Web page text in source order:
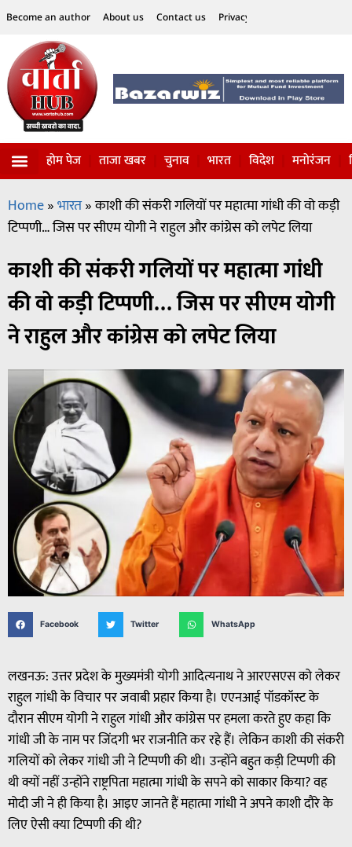
Become an author About us Contact us Privacy Policy
होम पेज ताजा खबर चुनाव भारत विदेश मनोरंजन
Home»भारत»काशी की संकरी गलियों पर महात्मा गांधी की वो कड़ी
टिप्पणी… जिस पर सीएम योगी ने राहुल और कांग्रेस को लपेट लिया
काशी की संकरी गलियों पर महात्मा गांधी
की वो कड़ी टिप्पणी… जिस पर सीएम योगी
ने राहुल और कांग्रेस को लपेट लिया
Facebook Twitter WhatsApp
लखनऊ: उत्तर प्रदेश के मुख्यमंत्री योगी आदित्यनाथ ने आरएसएस को लेकर
राहुल गांधी के विचार पर जवाबी प्रहार किया है। एएनआई पॉडकॉस्ट के
दाैरान सीएम योगी ने राहुल गांधी और कांग्रेस पर हमला करते हुए कहा कि
गांधी जी के नाम पर जिंदगी भर राजनीति कर रहे हैं। लेकिन काशी की संकरी
गलियों को लेकर गांधी जी ने टिप्पणी की थी। उन्होंने बहुत कड़ी टिप्पणी की
थी क्यों नहीं उन्होंने राष्ट्रपिता महात्मा गांधी के सपने को साकार किया? वह
मोदी जी ने ही किया है। आइए जानते हैं महात्मा गांधी ने अपने काशी दौरे के
लिए ऐसी क्या टिप्पणी की थी?